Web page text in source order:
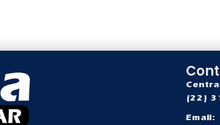
(22)
Email: